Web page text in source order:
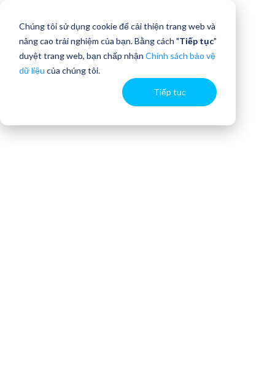
Chúng tôi sử dụng cookie để cải thiện trang web và
nâng cao trải nghiệm của bạn. Bằng cách "Tiếp tục"
duyệt trang web, bạn chấp nhận Chính sách bảo vệ
dữ liệu của chúng tôi.
Tiếp tục